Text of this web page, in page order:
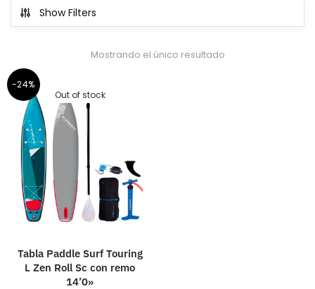
Show Filters
Mostrando el único resultado
-24%
Out of stock
Tabla Paddle Surf Touring
L Zen Roll Sc con remo
14’0»